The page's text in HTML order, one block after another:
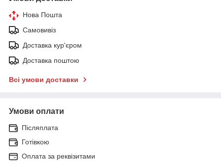
Нова Пошта
Самовивіз
Доставка кур'єром
Доставка поштою
Всі умови доставки
Умови оплати
Післяплата
Готівкою
Оплата за реквізитами